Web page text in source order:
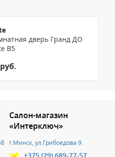
дверь Гранд ДО
B5
Салон-магазин
«Интерключ»
г.Минск, ул.Грибоедова 9.